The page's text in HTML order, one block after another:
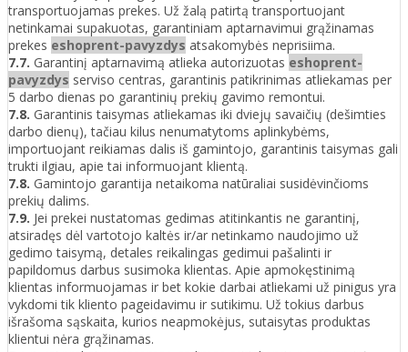
transportuojamas prekes. Už žalą patirtą transportuojant
netinkamai supakuotas, garantiniam aptarnavimui grąžinamas
prekes eshoprent-pavyzdys atsakomybės neprisiima.
7.7. Garantinį aptarnavimą atlieka autorizuotas eshoprent-
pavyzdys serviso centras, garantinis patikrinimas atliekamas per
5 darbo dienas po garantinių prekių gavimo remontui.
7.8. Garantinis taisymas atliekamas iki dviejų savaičių (dešimties
darbo dienų), tačiau kilus nenumatytoms aplinkybėms,
importuojant reikiamas dalis iš gamintojo, garantinis taisymas gali
trukti ilgiau, apie tai informuojant klientą.
7.8. Gamintojo garantija netaikoma natūraliai susidėvinčioms
prekių dalims.
7.9. Jei prekei nustatomas gedimas atitinkantis ne garantinį,
atsiradęs dėl vartotojo kaltės ir/ar netinkamo naudojimo už
gedimo taisymą, detales reikalingas gedimui pašalinti ir
papildomus darbus susimoka klientas. Apie apmokęstinimą
klientas informuojamas ir bet kokie darbai atliekami už pinigus yra
vykdomi tik kliento pageidavimu ir sutikimu. Už tokius darbus
išrašoma sąskaita, kurios neapmokėjus, sutaisytas produktas
klientui nėra grąžinamas.